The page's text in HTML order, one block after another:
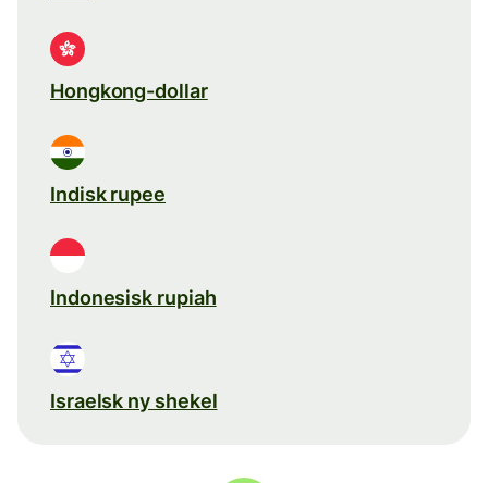
Hongkong-dollar
Indisk rupee
Indonesisk rupiah
Israelsk ny shekel